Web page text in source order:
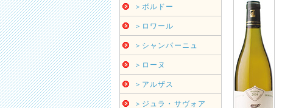
＞ボルドー
＞ロワール
＞シャンパーニュ
＞ローヌ
＞アルザス
＞ジュラ・サヴォア